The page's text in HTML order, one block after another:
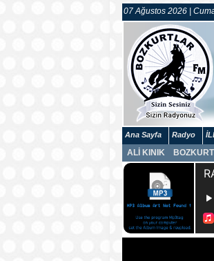
07 Ağustos 2026 |
Ana Sayfa Radyo
ALİ KINIK